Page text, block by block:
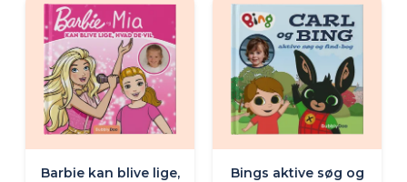
Barbie kan blive lige,
Bings aktive søg og